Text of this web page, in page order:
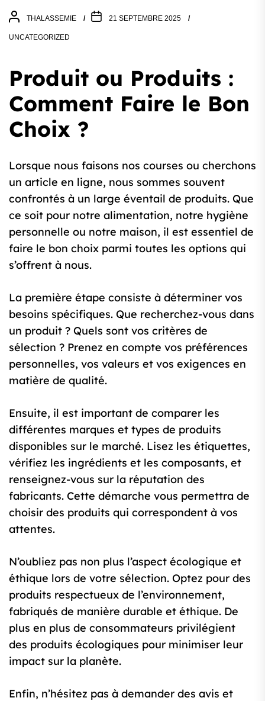
THALASSEMIE 21 SEPTEMBRE 2025
UNCATEGORIZED
Produit ou Produits :
Comment Faire le Bon
Choix ?
Lorsque nous faisons nos courses ou cherchons
un article en ligne, nous sommes souvent
confrontés à un large éventail de produits. Que
ce soit pour notre alimentation, notre hygiène
personnelle ou notre maison, il est essentiel de
faire le bon choix parmi toutes les options qui
s’offrent à nous.
La première étape consiste à déterminer vos
besoins spécifiques. Que recherchez-vous dans
un produit ? Quels sont vos critères de
sélection ? Prenez en compte vos préférences
personnelles, vos valeurs et vos exigences en
matière de qualité.
Ensuite, il est important de comparer les
différentes marques et types de produits
disponibles sur le marché. Lisez les étiquettes,
vérifiez les ingrédients et les composants, et
renseignez-vous sur la réputation des
fabricants. Cette démarche vous permettra de
choisir des produits qui correspondent à vos
attentes.
N’oubliez pas non plus l’aspect écologique et
éthique lors de votre sélection. Optez pour des
produits respectueux de l’environnement,
fabriqués de manière durable et éthique. De
plus en plus de consommateurs privilégient
des produits écologiques pour minimiser leur
impact sur la planète.
Enfin, n’hésitez pas à demander des avis et